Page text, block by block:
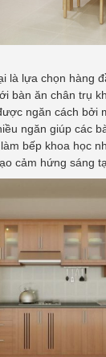
là lựa chọn hàng
bàn ăn chân trụ
ngăn cách bởi
ngăn giúp các
bếp khoa học
cảm hứng sáng